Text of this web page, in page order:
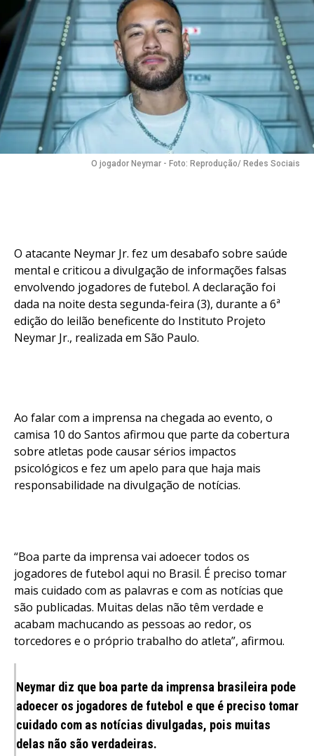
O jogador Neymar - Foto: Reprodução/ Redes Sociais
O atacante Neymar Jr. fez um desabafo sobre saúde
mental e criticou a divulgação de informações falsas
envolvendo jogadores de futebol. A declaração foi
dada na noite desta segunda-feira (3), durante a 6ª
edição do leilão beneficente do Instituto Projeto
Neymar Jr., realizada em São Paulo.
Ao falar com a imprensa na chegada ao evento, o
camisa 10 do Santos afirmou que parte da cobertura
sobre atletas pode causar sérios impactos
psicológicos e fez um apelo para que haja mais
responsabilidade na divulgação de notícias.
“Boa parte da imprensa vai adoecer todos os
jogadores de futebol aqui no Brasil. É preciso tomar
mais cuidado com as palavras e com as notícias que
são publicadas. Muitas delas não têm verdade e
acabam machucando as pessoas ao redor, os
torcedores e o próprio trabalho do atleta”, afirmou.
Neymar diz que boa parte da imprensa brasileira pode
adoecer os jogadores de futebol e que é preciso tomar
cuidado com as notícias divulgadas, pois muitas
delas não são verdadeiras.